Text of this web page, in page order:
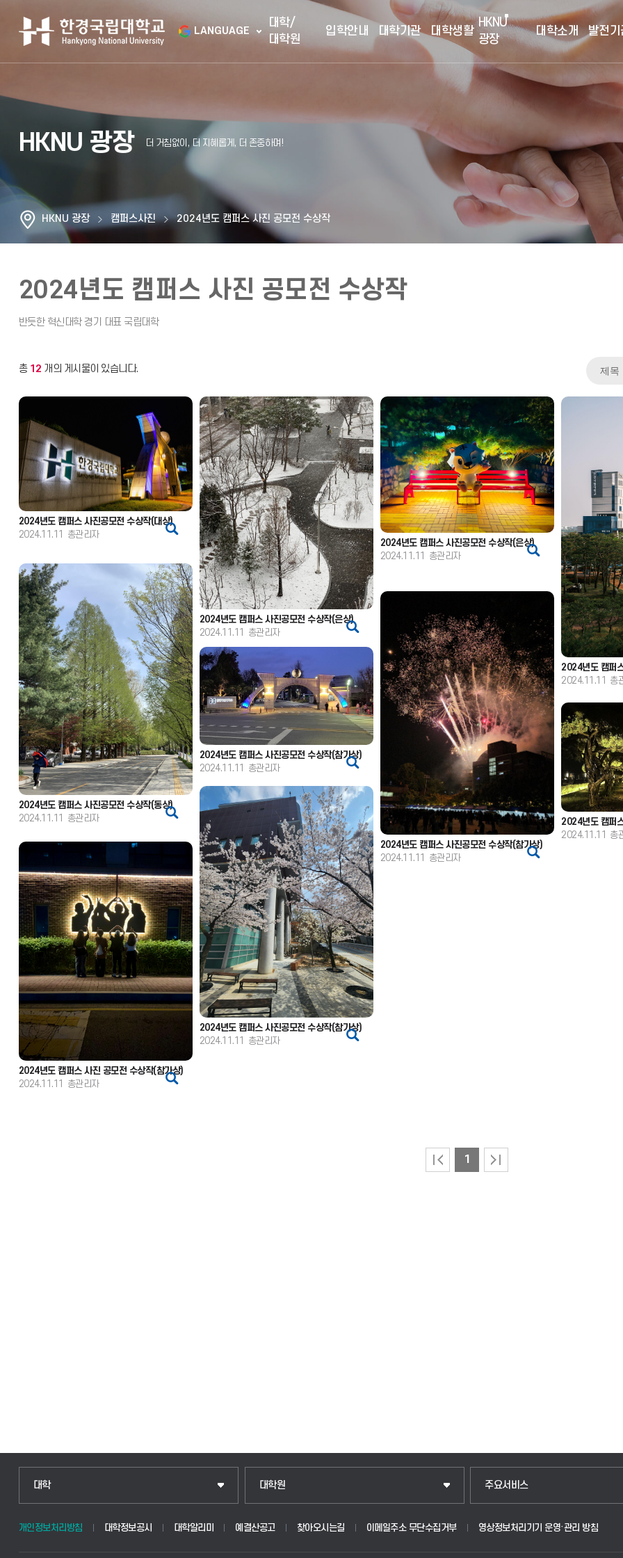
LANGUAGE
대학/
대학원
입학안내 대학기관 대학생활
HKNU
광장
대학소개 발전기
HKNU 광장
HKNU 광장 캠퍼스사진 2024년도 캠퍼스 사진 공모전 수상작
2024년도 캠퍼스 사진 공모전 수상작
총 12 개의 게시물이 있습니다.
2024년도 캠퍼스 사진공모전 수상작(대상)
2024.11.11
총관리자
2024년도 캠퍼스 사진공모전 수상작(은상)
2024.11.11
총관리자
2024년도 캠퍼스 사진공모전 수상작(은상)
2024.11.11
총관리자
2024년도 캠퍼
2024.11.11 총
2024년도 캠퍼스 사진공모전 수상작(동상)
2024.11.11
총관리자
2024년도 캠퍼스 사진공모전 수상작(참가상)
2024.11.11
총관리자
2024년도 캠퍼스 사진공모전 수상작(참가상)
2024.11.11
총관리자
2024년도 캠퍼
2024.11.11 총
2024년도 캠퍼스 사진공모전 수상작(참가상)
2024.11.11
총관리자
2024년도 캠퍼스 사진 공모전 수상작(참가상)
2024.11.11
총관리자
1
대학 대학원 주요서비스
개인정보처리방침 대학정보공시 대학알리미 예결산공고 찾아오시는길 이메일주소 무단수집거부 영상정보처리기기 운영·관리 방침